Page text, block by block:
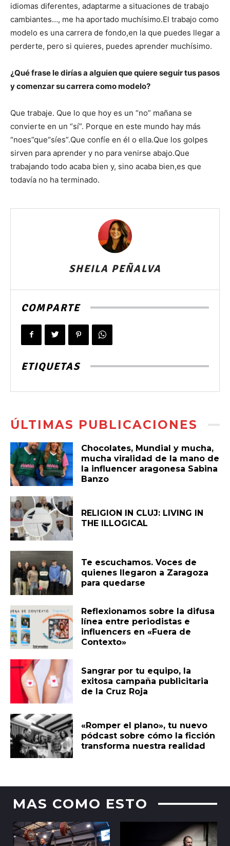
idiomas diferentes, adaptarme a situaciones de trabajo
cambiantes…, me ha aportado muchísimo.El trabajo como
modelo es una carrera de fondo,en la que puedes llegar a
perderte, pero si quieres, puedes aprender muchísimo.
¿Qué frase le dirías a alguien que quiere seguir tus pasos
y comenzar su carrera como modelo?
Que trabaje. Que lo que hoy es un “no” mañana se
convierte en un “sí”. Porque en este mundo hay más
“noes”que“síes”.Que confíe en él o ella.Que los golpes
sirven para aprender y no para venirse abajo.Que
trabajando todo acaba bien y, sino acaba bien,es que
todavía no ha terminado.
SHEILA PEÑALVA
COMPARTE
ETIQUETAS
ÚLTIMAS PUBLICACIONES
Chocolates, Mundial y mucha,
mucha viralidad de la mano de
la influencer aragonesa Sabina
Banzo
RELIGION IN CLUJ: LIVING IN
THE ILLOGICAL
Te escuchamos. Voces de
quienes llegaron a Zaragoza
para quedarse
Reflexionamos sobre la difusa
línea entre periodistas e
influencers en «Fuera de
Contexto»
Sangrar por tu equipo, la
exitosa campaña publicitaria
de la Cruz Roja
«Romper el plano», tu nuevo
pódcast sobre cómo la ficción
transforma nuestra realidad
MAS COMO ESTO